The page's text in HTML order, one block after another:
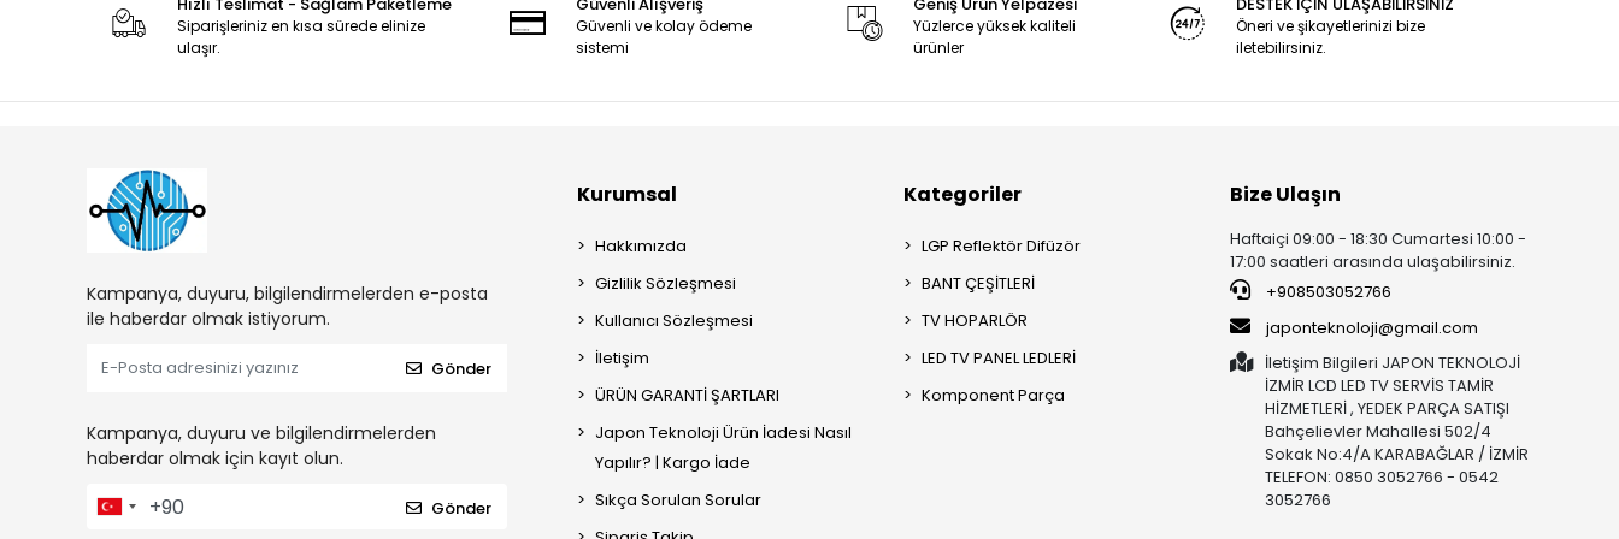
Hızlı Teslimat - Sağlam Paketleme
Siparişleriniz en kısa sürede elinize
ulaşır.
Güvenli Alışveriş
Güvenli ve kolay ödeme
sistemi
Geniş Ürün Yelpazesi
Yüzlerce yüksek kaliteli
ürünler
DESTEK İÇİN ULAŞABİLİRSİNİZ
Öneri ve şikayetlerinizi bize
iletebilirsiniz.
Kampanya, duyuru, bilgilendirmelerden e-posta
ile haberdar olmak istiyorum.
Gönder
Kampanya, duyuru ve bilgilendirmelerden
haberdar olmak için kayıt olun.
Gönder
Kurumsal
Hakkımızda
Gizlilik Sözleşmesi
Kullanıcı Sözleşmesi
İletişim
ÜRÜN GARANTİ ŞARTLARI
Japon Teknoloji Ürün İadesi Nasıl
Yapılır? | Kargo İade
Sıkça Sorulan Sorular
Kategoriler
LGP Reflektör Difüzör
BANT ÇEŞİTLERİ
TV HOPARLÖR
LED TV PANEL LEDLERİ
Komponent Parça
Bize Ulaşın
Haftaiçi 09:00 - 18:30 Cumartesi 10:00 -
17:00 saatleri arasında ulaşabilirsiniz.
+908503052766
japonteknoloji@gmail.com
İletişim Bilgileri JAPON TEKNOLOJİ
İZMİR LCD LED TV SERVİS TAMİR
HİZMETLERİ , YEDEK PARÇA SATIŞI
Bahçelievler Mahallesi 502/4
Sokak No:4/A KARABAĞLAR / İZMİR
TELEFON: 0850 3052766 - 0542
3052766